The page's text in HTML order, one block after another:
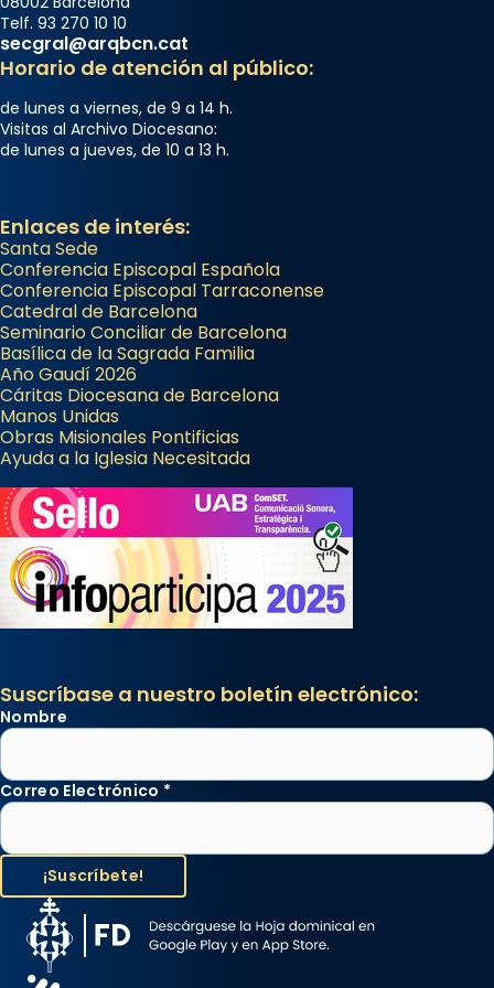
Telf. 93 270 10 10
secgral@arqbcn.cat
Horario de atención al público:
de lunes a viernes, de 9 a 14 h.
Visitas al Archivo Diocesano:
de lunes a jueves, de 10 a 13 h.
Enlaces de interés:
Santa Sede
Conferencia Episcopal Española
Conferencia Episcopal Tarraconense
Catedral de Barcelona
Seminario Conciliar de Barcelona
Basílica de la Sagrada Familia
Año Gaudí 2026
Cáritas Diocesana de Barcelona
Manos Unidas
Obras Misionales Pontificias
Ayuda a la Iglesia Necesitada
Suscríbase a nuestro boletín electrónico:
Nombre
Correo Electrónico *